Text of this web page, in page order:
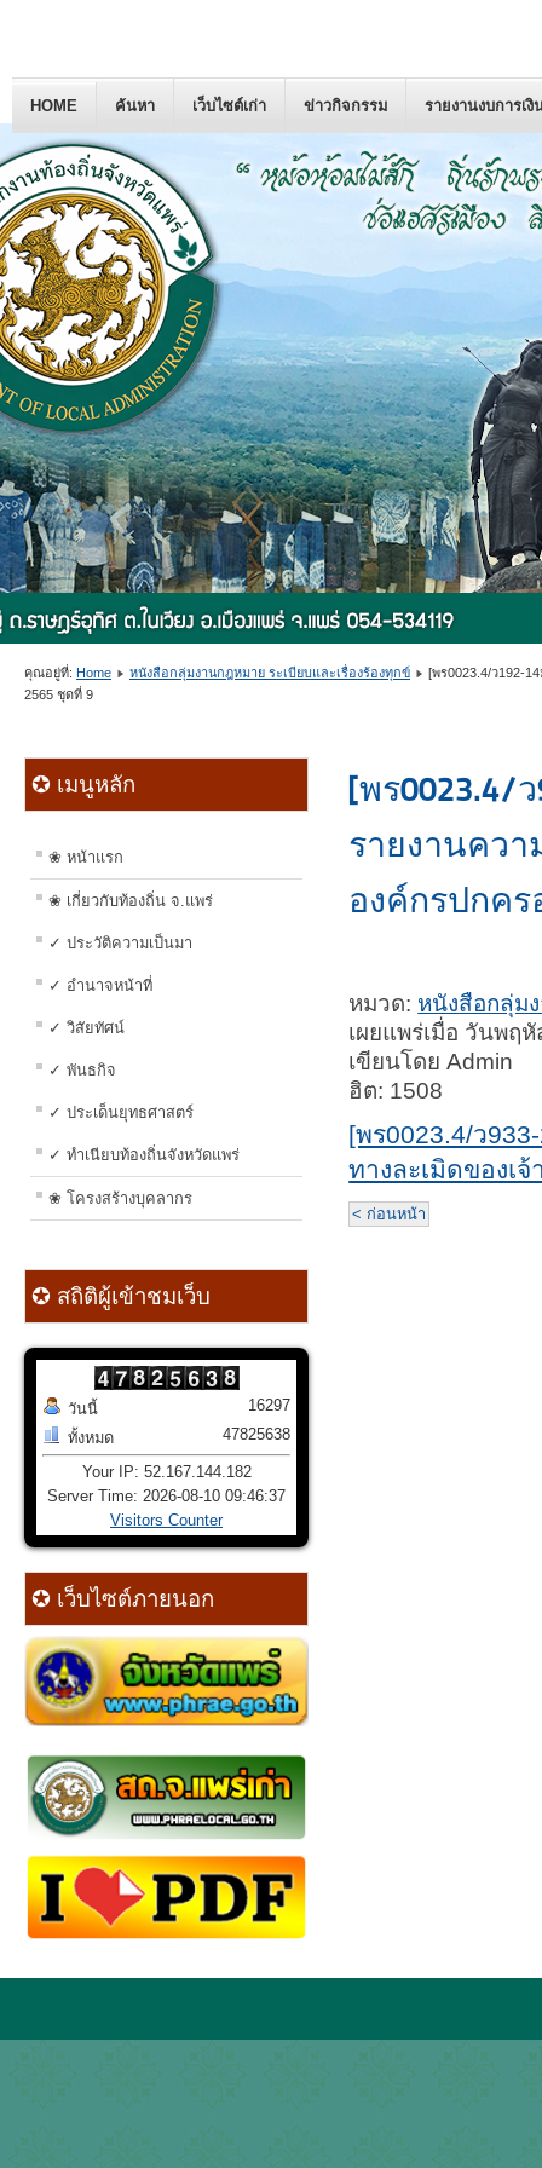
HOME ค้นหา เว็บไซต์เก่า ข่าวกิจกรรม รายงานงบการเงิ
คุณอยู่ที่: Home หนังสือกลุ่มงานกฎหมาย ระเบียบและเรื่องร้องทุกข์
[พร0023.4/ว192-
2565 ชุดที่ 9
✪ เมนูหลัก
❀ หน้าแรก
❀ เกี่ยวกับท้องถิ่น จ.แพร่
✓ ประวัติความเป็นมา
✓ อำนาจหน้าที่
✓ วิสัยทัศน์
✓ พันธกิจ
✓ ประเด็นยุทธศาสตร์
✓ ทำเนียบท้องถิ่นจังหวัดแพร่
❀ โครงสร้างบุคลากร
✪ สถิติผู้เข้าชมเว็บ
วันนี้
ทั้งหมด
16297
47825638
Your IP: 52.167.144.182
Server Time: 2026-08-10 09:46:37
Visitors Counter
✪ เว็บไซต์ภายนอก
[พร0023.4/
รายงานคว
องค์กรปกค
หมวด: หนังสือกลุ่ม
เผยแพร่เมื่อ วันพฤ
เขียนโดย Admin
ฮิต: 1508
[พร0023.4/ว
ทางละเมิดของเ
< ก่อนหน้า